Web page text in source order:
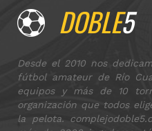
DOBLE5
Desde el 2010 nos
fútbol amateur de Río
equipos y más de 10
organización que todos
la pelota.